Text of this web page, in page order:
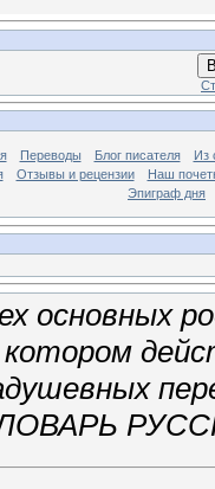
Переводы Блог писателя
Из
Отзывы и рецензии
Наш
Эпиграф дня
основных
котором